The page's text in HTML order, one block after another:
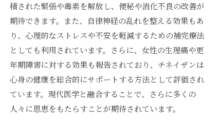
積された緊張や毒素を解放し、便秘や消化不良の改善が
期待できます。また、自律神経の乱れを整える効果もあ
り、心理的なストレスや不安を軽減するための補完療法
としても利用されています。さらに、女性の生理痛や更
年期障害に対する効果も報告されており、チネイザンは
心身の健康を総合的にサポートする方法として評価され
ています。現代医学と融合することで、さらに多くの
人々に恩恵をもたらすことが期待されています。